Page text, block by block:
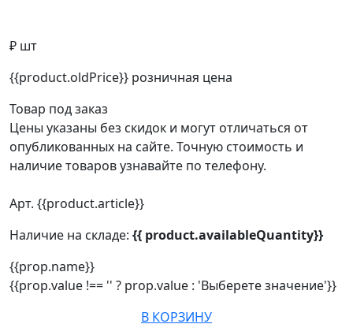
₽ шт
{{product.oldPrice}} розничная цена
Товар под заказ
Цены указаны без скидок и могут отличаться от
опубликованных на сайте. Точную стоимость и
наличие товаров узнавайте по телефону.
Арт. {{product.article}}
Наличие на складе: {{ product.availableQuantity}}
{{prop.name}}
{{prop.value !== '' ? prop.value : 'Выберете значение'}}
В КОРЗИНУ